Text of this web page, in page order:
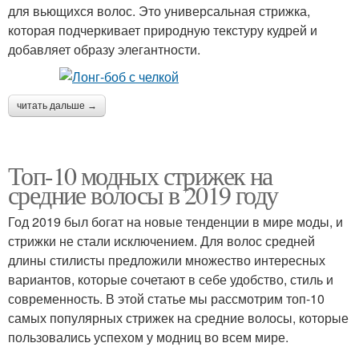
для вьющихся волос. Это универсальная стрижка,
которая подчеркивает природную текстуру кудрей и
добавляет образу элегантности.
читать дальше →
Топ-10 модных стрижек на
средние волосы в 2019 году
Год 2019 был богат на новые тенденции в мире моды, и
стрижки не стали исключением. Для волос средней
длины стилисты предложили множество интересных
вариантов, которые сочетают в себе удобство, стиль и
современность. В этой статье мы рассмотрим топ-10
самых популярных стрижек на средние волосы, которые
пользовались успехом у модниц во всем мире.